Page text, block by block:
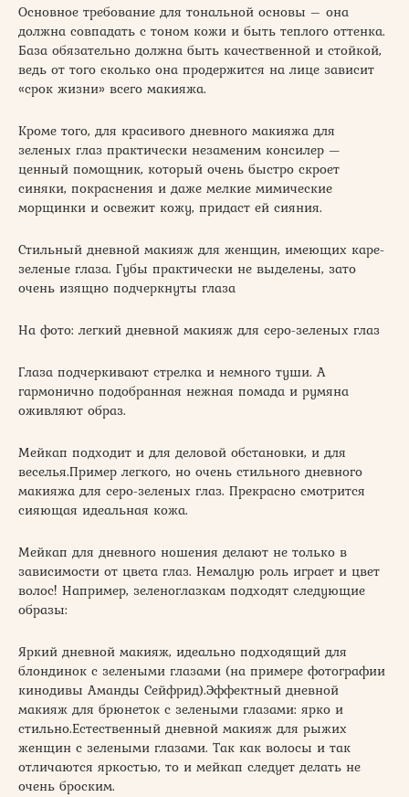
Основное требование для тональной основы – она
должна совпадать с тоном кожи и быть теплого оттенка.
База обязательно должна быть качественной и стойкой,
ведь от того сколько она продержится на лице зависит
«срок жизни» всего макияжа.
Кроме того, для красивого дневного макияжа для
зеленых глаз практически незаменим консилер —
ценный помощник, который очень быстро скроет
синяки, покраснения и даже мелкие мимические
морщинки и освежит кожу, придаст ей сияния.
Стильный дневной макияж для женщин, имеющих каре-
зеленые глаза. Губы практически не выделены, зато
очень изящно подчеркнуты глаза
На фото: легкий дневной макияж для серо-зеленых глаз
Глаза подчеркивают стрелка и немного туши. А
гармонично подобранная нежная помада и румяна
оживляют образ.
Мейкап подходит и для деловой обстановки, и для
веселья.Пример легкого, но очень стильного дневного
макияжа для серо-зеленых глаз. Прекрасно смотрится
сияющая идеальная кожа.
Мейкап для дневного ношения делают не только в
зависимости от цвета глаз. Немалую роль играет и цвет
волос! Например, зеленоглазкам подходят следующие
образы:
Яркий дневной макияж, идеально подходящий для
блондинок с зелеными глазами (на примере фотографии
кинодивы Аманды Сейфрид).Эффектный дневной
макияж для брюнеток с зелеными глазами: ярко и
стильно.Естественный дневной макияж для рыжих
женщин с зелеными глазами. Так как волосы и так
отличаются яркостью, то и мейкап следует делать не
очень броским.